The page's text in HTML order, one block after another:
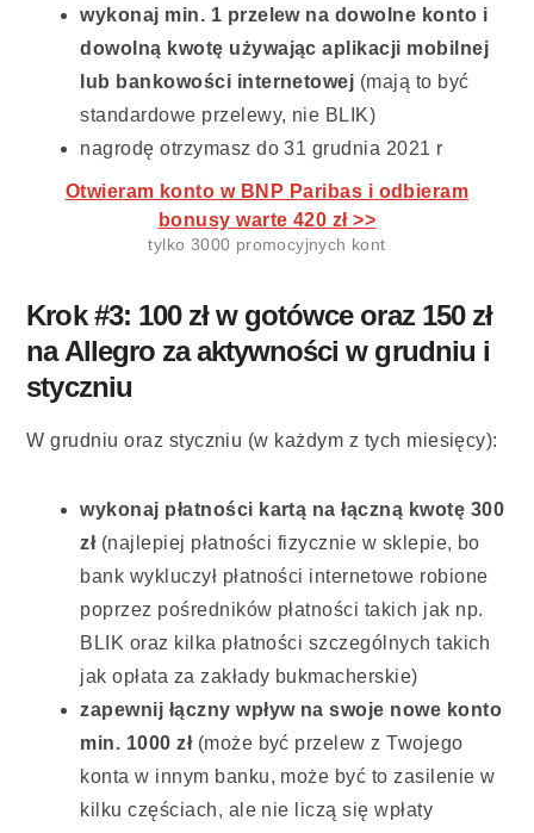
wykonaj min. 1 przelew na dowolne konto i
dowolną kwotę używając aplikacji mobilnej
lub bankowości internetowej (mają to być
standardowe przelewy, nie BLIK)
nagrodę otrzymasz do 31 grudnia 2021 r
Otwieram konto w BNP Paribas i odbieram
bonusy warte 420 zł >>
tylko 3000 promocyjnych kont
Krok #3: 100 zł w gotówce oraz 150 zł
na Allegro za aktywności w grudniu i
styczniu
W grudniu oraz styczniu (w każdym z tych miesięcy):
wykonaj płatności kartą na łączną kwotę 300
zł(najlepiej płatności fizycznie w sklepie, bo
bank wykluczył płatności internetowe robione
poprzez pośredników płatności takich jak np.
BLIK oraz kilka płatności szczególnych takich
jak opłata za zakłady bukmacherskie)
zapewnij łączny wpływ na swoje nowe konto
min. 1000 zł(może być przelew z Twojego
konta w innym banku, może być to zasilenie w
kilku częściach, ale nie liczą się wpłaty